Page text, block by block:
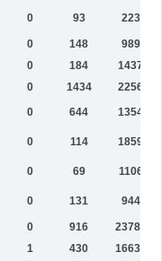
0 93 22331
0 148
98981
0 184
143785
0 1434
225671
0 644
135453
0 114
185902
0 69
110632
0 131 94488
0 916
2378797
1 430
1663640